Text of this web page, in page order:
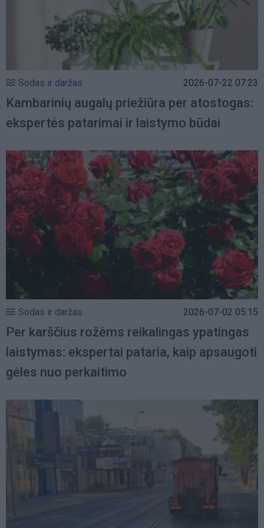
Sodas ir daržas 2026-07-22 07:23
Kambarinių augalų priežiūra per atostogas:
ekspertės patarimai ir laistymo būdai
Sodas ir daržas 2026-07-02 05:15
Per karščius rožėms reikalingas ypatingas
laistymas: ekspertai pataria, kaip apsaugoti
gėles nuo perkaitimo